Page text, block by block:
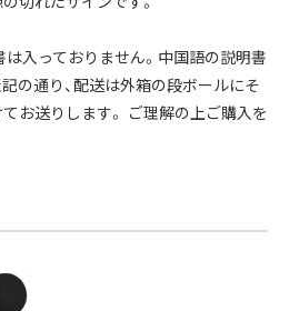
入っておりません。中国語の説明書
の通り、配送は外箱の段ボールにそ
お送りします。 ご理解の上ご購入を